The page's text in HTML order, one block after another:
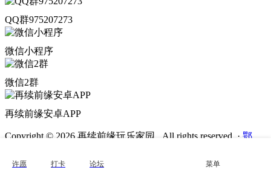
QQ群975207273
微信小程序
微信2群
再续前缘安卓APP
Copyright © 2026 再续前缘玩乐家园 . All rights reserved. · 鄂
42011202002436号
许愿 打卡 论坛 菜单